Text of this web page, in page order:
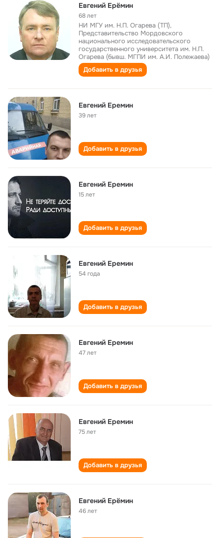
Евгений Ерёмин
68 лет
НИ МГУ им. Н.П. Огарева (ТП),
Представительство Мордовского
национального исследовательского
государственного университета им. Н.П.
Огарева (бывш. МГПИ им. А.И. Полежаева)
Добавить в друзья
Евгений Еремин
39 лет
Добавить в друзья
Евгений Еремин
15 лет
Добавить в друзья
Евгений Еремин
54 года
Добавить в друзья
Евгений Еремин
47 лет
Добавить в друзья
Евгений Еремин
75 лет
Добавить в друзья
Евгений Ерёмин
46 лет